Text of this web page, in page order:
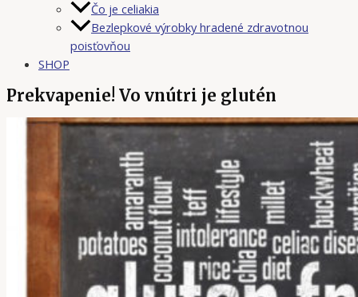
Čo je celiakia
Bezlepkové výrobky hradené zdravotnou
poisťovňou
SHOP
Prekvapenie! Vo vnútri je glutén